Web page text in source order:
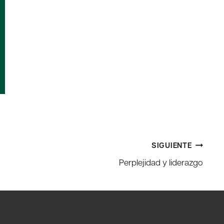
SIGUIENTE
Perplejidad y liderazgo